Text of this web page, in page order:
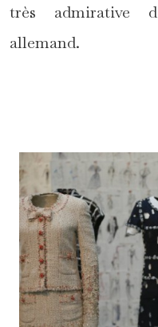
très admirative
allemand.